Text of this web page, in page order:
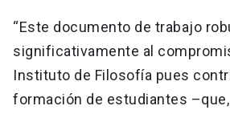
“Este documento de trabajo
significativamente al
Instituto de Filosofía pues
formación de estudiantes